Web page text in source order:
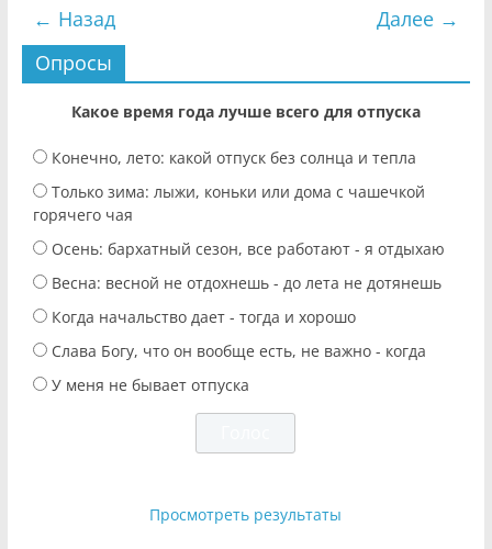
← Назад
Далее →
Опросы
Какое время года лучше всего для отпуска
Конечно, лето: какой отпуск без солнца и тепла
Только зима: лыжи, коньки или дома с чашечкой
горячего чая
Осень: бархатный сезон, все работают - я отдыхаю
Весна: весной не отдохнешь - до лета не дотянешь
Когда начальство дает - тогда и хорошо
Слава Богу, что он вообще есть, не важно - когда
У меня не бывает отпуска
Просмотреть результаты